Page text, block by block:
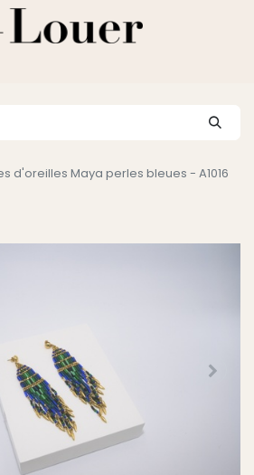
d'oreilles Maya perles bleues - A1016